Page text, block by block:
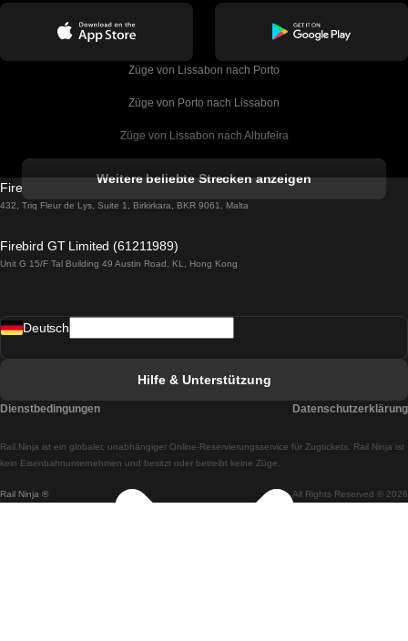
Züge von Lissabon nach Porto
Züge von Porto nach Lissabon
Züge von Lissabon nach Albufeira
Züge von Lissabon nach Lagos
Züge von Lissabon nach Madrid
Züge von Lissabon nach Braga
Züge von Braga nach Lissabon
Weitere beliebte Strecken anzeigen
Firebird GT Limited (OC 1451)
432, Triq Fleur de Lys, Suite 1, Birkirkara, BKR 9061, Malta
Firebird GT Limited (61211989)
Unit G 15/F Tal Building 49 Austin Road, KL, Hong Kong
Rail Ninja ® All Rights Reserved © 2026
Rail.Ninja ist ein globaler, unabhängiger Online-Reservierungsservice für Zugtickets. Rail Ninja ist
kein Eisenbahnunternehmen und besitzt oder betreibt keine Züge.
Deutsch
Hilfe & Unterstützung
Dienstbedingungen Datenschutzerklärung